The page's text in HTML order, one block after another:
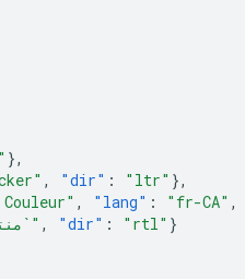
},
, "dir" : "ltr" },
, "lang" : "fr-CA" ,
"`منتقي` `الألوان`" , "dir" : "rtl" }